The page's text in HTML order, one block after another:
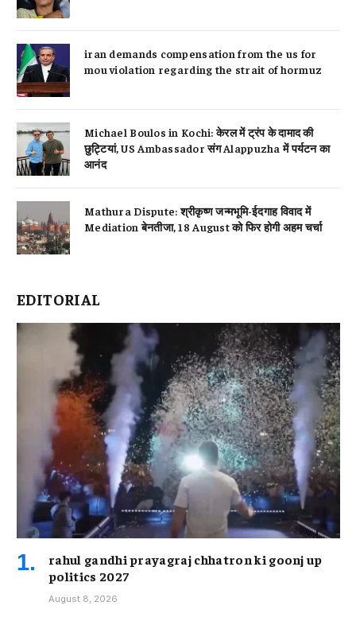
iran demands compensation from the us for
mou violation regarding the strait of hormuz
Michael Boulos in Kochi: केरल में ट्रंप के दामाद की
छुट्टियां, US Ambassador संग Alappuzha में पर्यटन का
आनंद
Mathura Dispute: श्रीकृष्ण जन्मभूमि-ईदगाह विवाद में
Mediation बेनतीजा, 18 August को फिर होगी अहम चर्चा
EDITORIAL
rahul gandhi prayagraj chhatron ki goonj up
politics 2027
August 8, 2026